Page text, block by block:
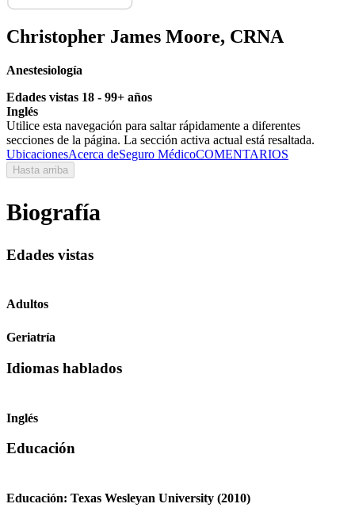
Christopher James Moore, CRNA
Anestesiología
Edades vistas 18 - 99+ años
Inglés
Utilice esta navegación para saltar rápidamente a diferentes
secciones de la página. La sección activa actual está resaltada.
UbicacionesAcerca deSeguro MédicoCOMENTARIOS
Hasta arriba
Biografía
Edades vistas
Adultos
Geriatría
Idiomas hablados
Inglés
Educación
Educación: Texas Wesleyan University (2010)